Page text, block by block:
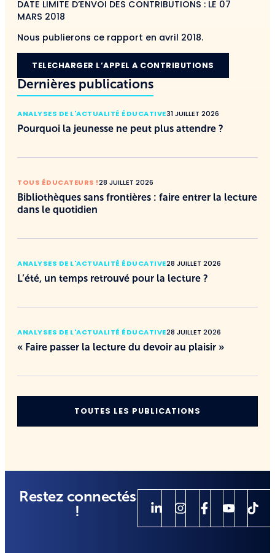
DATE LIMITE D’ENVOI DES CONTRIBUTIONS : LE 07
MARS 2018
Nous publierons ce rapport en avril 2018.
TELECHARGER L’APPEL A CONTRIBUTIONS
Dernières publications
ANALYSES DE L'ACTUALITÉ ÉDUCATIVE31 JUILLET 2026
Pourquoi la jeunesse ne peut plus attendre ?
TOUS ÉDUCATEURS !28 JUILLET 2026
Bibliothèques sans frontières : faire entrer la lecture
dans le quotidien
ANALYSES DE L'ACTUALITÉ ÉDUCATIVE28 JUILLET 2026
L’été, un temps retrouvé pour la lecture ?
ANALYSES DE L'ACTUALITÉ ÉDUCATIVE28 JUILLET 2026
« Faire passer la lecture du devoir au plaisir »
TOUTES LES PUBLICATIONS
Restez connectés
!